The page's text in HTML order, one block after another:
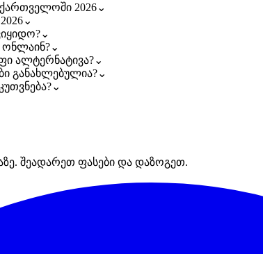
2026⌄
⌄
⌄
ონლაინ?⌄
ალტერნატივა?⌄
განახლებულია?⌄
⌄
შეადარეთ ფასები და დაზოგეთ.